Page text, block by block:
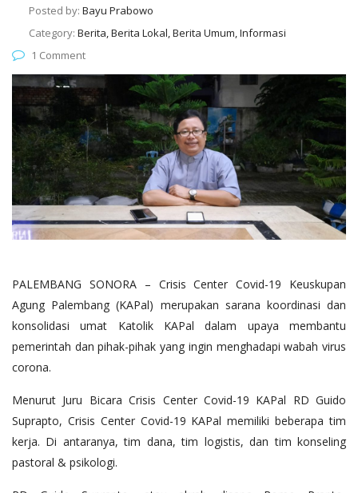
Posted by: Bayu Prabowo
Category: Berita, Berita Lokal, Berita Umum, Informasi
1 Comment
PALEMBANG SONORA – Crisis Center Covid-19 Keuskupan
Agung Palembang (KAPal) merupakan sarana koordinasi dan
konsolidasi umat Katolik KAPal dalam upaya membantu
pemerintah dan pihak-pihak yang ingin menghadapi wabah virus
corona.
Menurut Juru Bicara Crisis Center Covid-19 KAPal RD Guido
Suprapto, Crisis Center Covid-19 KAPal memiliki beberapa tim
kerja. Di antaranya, tim dana, tim logistis, dan tim konseling
pastoral & psikologi.